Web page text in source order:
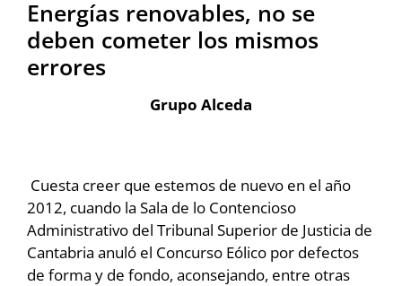
Energías renovables, no se
deben cometer los mismos
errores
Grupo Alceda
Cuesta creer que estemos de nuevo en el año
2012, cuando la Sala de lo Contencioso
Administrativo del Tribunal Superior de Justicia de
Cantabria anuló el Concurso Eólico por defectos
de forma y de fondo, aconsejando, entre otras